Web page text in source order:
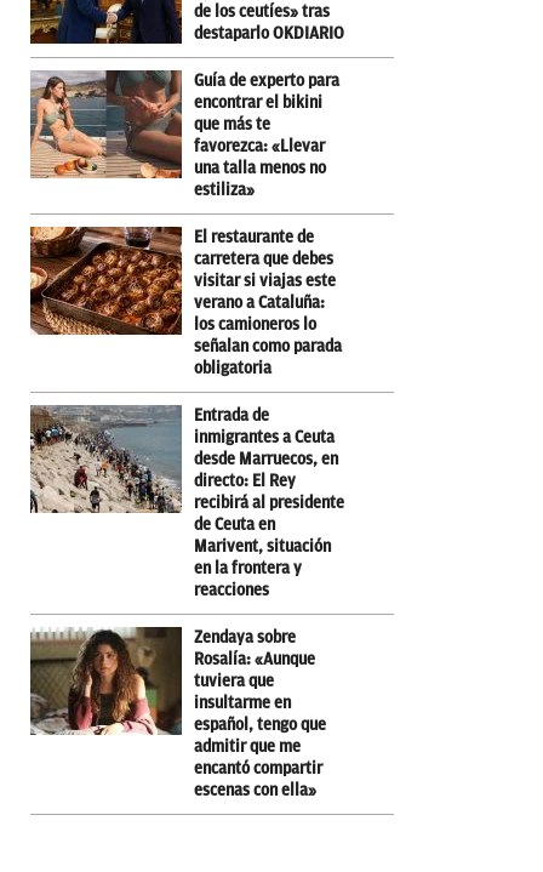
de los ceutíes» tras
destaparlo OKDIARIO
Guía de experto para
encontrar el bikini
que más te
favorezca: «Llevar
una talla menos no
estiliza»
El restaurante de
carretera que debes
visitar si viajas este
verano a Cataluña:
los camioneros lo
señalan como parada
obligatoria
Entrada de
inmigrantes a Ceuta
desde Marruecos, en
directo: El Rey
recibirá al presidente
de Ceuta en
Marivent, situación
en la frontera y
reacciones
Zendaya sobre
Rosalía: «Aunque
tuviera que
insultarme en
español, tengo que
admitir que me
encantó compartir
escenas con ella»